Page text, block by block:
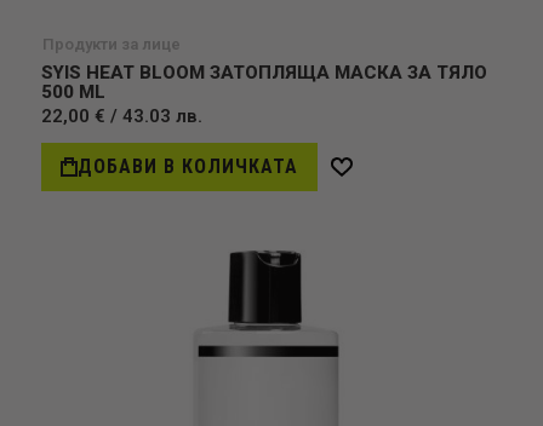
Продукти за лице
SYIS HEAT BLOOM ЗАТОПЛЯЩА МАСКА ЗА ТЯЛО
500 ML
22,00 € / 43.03 лв.
ДОБАВИ В КОЛИЧКАТА
Добави